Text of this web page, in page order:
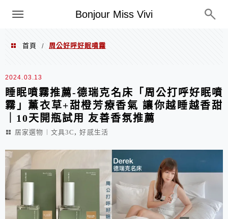
Bonjour Miss Vivi
選單
首頁 / 周公好呼好眠噴霧
周公好呼好眠噴霧
2024.03.13
睡眠噴霧推薦-德瑞克名床「周公打呼好眠噴
霧」薰衣草+甜橙芳療香氣 讓你越睡越香甜
｜10天開瓶試用 友善香氛推薦
居家選物︱文具3C ,好感生活